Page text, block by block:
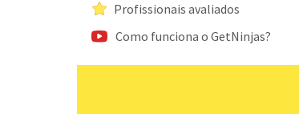
Profissionais avaliados
Como funciona o GetNinjas?